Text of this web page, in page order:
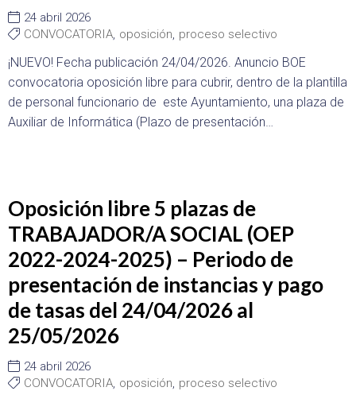
24 abril 2026
CONVOCATORIA, oposición, proceso selectivo
¡NUEVO! Fecha publicación 24/04/2026. Anuncio BOE
convocatoria oposición libre para cubrir, dentro de la plantilla
de personal funcionario de este Ayuntamiento, una plaza de
Auxiliar de Informática (Plazo de presentación…
Oposición libre 5 plazas de
TRABAJADOR/A SOCIAL (OEP
2022-2024-2025) – Periodo de
presentación de instancias y pago
de tasas del 24/04/2026 al
25/05/2026
24 abril 2026
CONVOCATORIA, oposición, proceso selectivo